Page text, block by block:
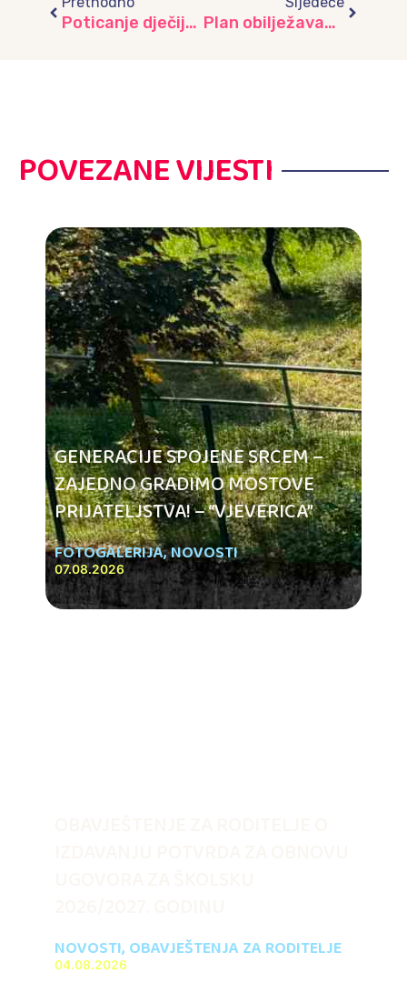
Poticanje dječije ljubavi i brige prema životinjama posjetom ZOO vrta “Pionirska dolina” Plan obilježavanja Dana državnosti Bosne i Hercegovine 25.11.2021. godine u JU “Djeca Sarajeva”, Sarajevo
POVEZANE VIJESTI
GENERACIJE SPOJENE SRCEM –
ZAJEDNO GRADIMO MOSTOVE
PRIJATELJSTVA! – “VJEVERICA”
FOTOGALERIJA,NOVOSTI
07.08.2026
NOVOSTI, OBAVJEŠTENJA ZA RODITELJE
04.08.2026